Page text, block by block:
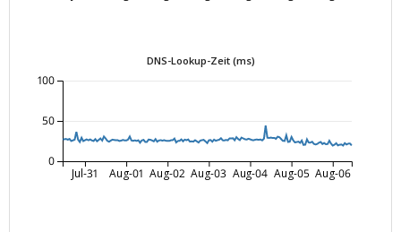
DNS-Lookup-Zeit (ms)
Jul-31 Aug-01 Aug-02 Aug-03 Aug-04 Aug-05 Aug-06
0
50
100